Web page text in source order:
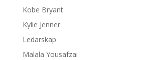
Kobe Bryant
Kylie Jenner
Ledarskap
Malala Yousafzai